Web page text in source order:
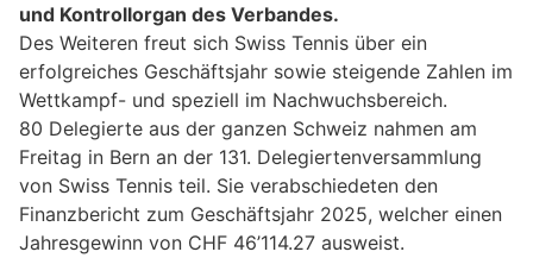
und Kontrollorgan des Verbandes.
Des Weiteren freut sich Swiss Tennis über ein
erfolgreiches Geschäftsjahr sowie steigende Zahlen im
Wettkampf- und speziell im Nachwuchsbereich.
80 Delegierte aus der ganzen Schweiz nahmen am
Freitag in Bern an der 131. Delegiertenversammlung
von Swiss Tennis teil. Sie verabschiedeten den
Finanzbericht zum Geschäftsjahr 2025, welcher einen
Jahresgewinn von CHF 46’114.27 ausweist.